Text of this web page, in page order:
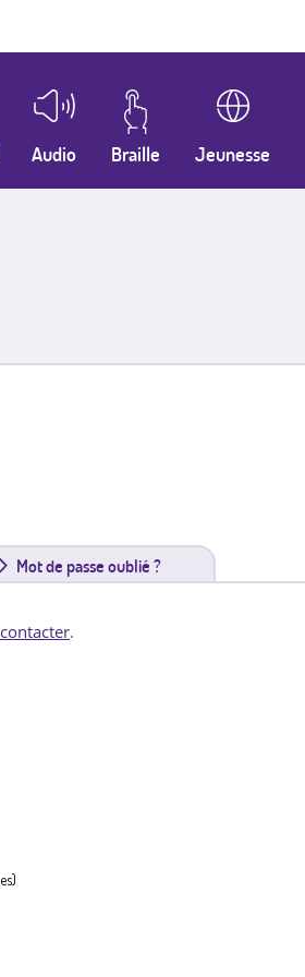
Audio Braille Jeunesse
Mot de passe oublié ?
.